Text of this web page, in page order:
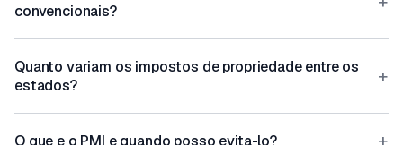
convencionais?
Quanto variam os impostos de propriedade entre os
estados?
+
O que e o PMI e quando posso evita-lo?